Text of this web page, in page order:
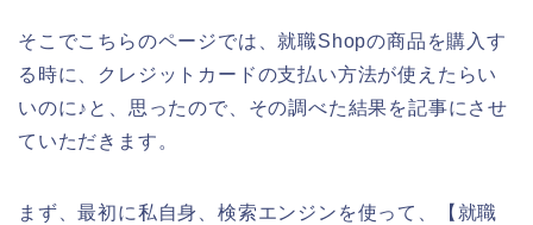
そこでこちらのページでは、就職Shopの商品を購入す
る時に、クレジットカードの支払い方法が使えたらい
いのに♪と、思ったので、その調べた結果を記事にさせ
ていただきます。
まず、最初に私自身、検索エンジンを使って、【就職